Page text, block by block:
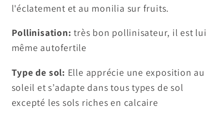
l'éclatement et au monilia sur fruits.
Pollinisation:très bon pollinisateur, il est lui
même autofertile
Type de sol: Elle apprécie une exposition au
soleil et s’adapte dans tous types de sol
excepté les sols riches en calcaire